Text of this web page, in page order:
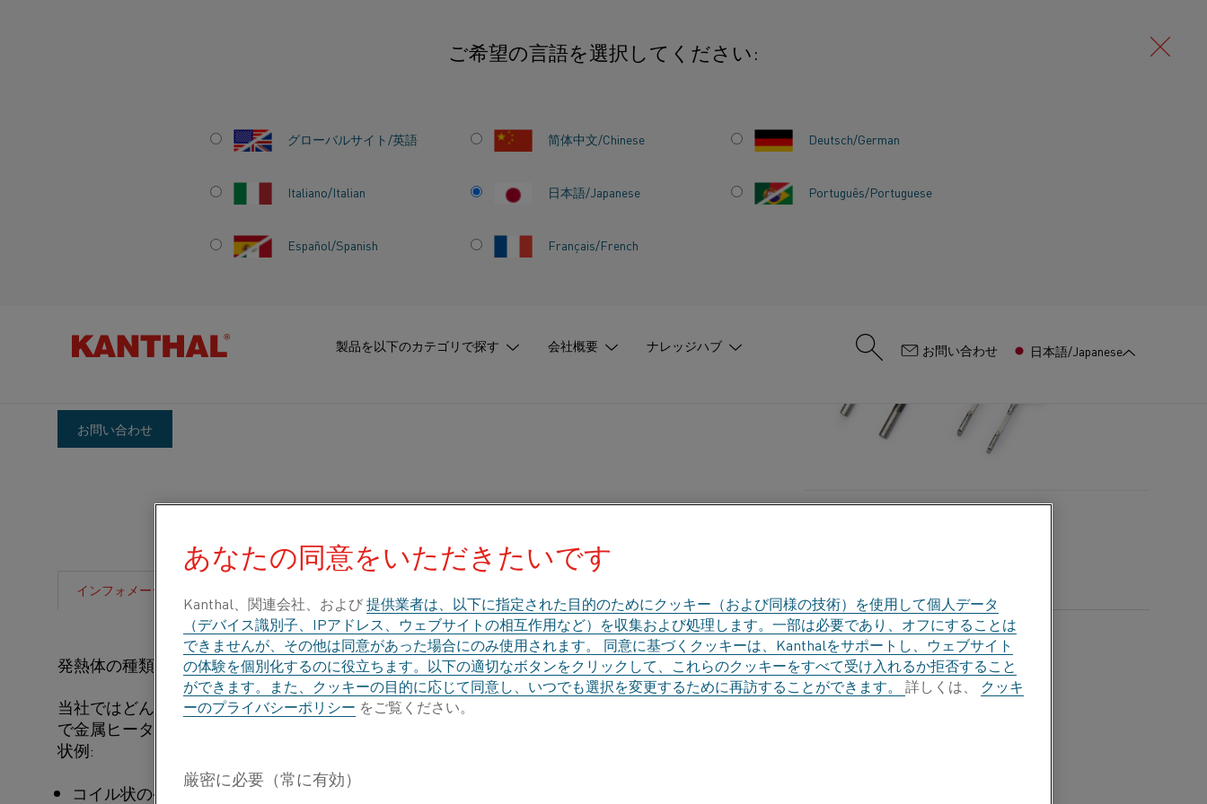
ご希望の言語を選択してください:
グローバルサイト/英語 简体中文/Chinese Deutsch/German
Italiano/Italian 日本語/Japanese Português/Portuguese
Español/Spanish Français/French
製品を以下のカテゴリで探す 会社概要 ナレッジハブ : お問い合わせ 日本語/Japanese
電気式ヒーター
金属発熱体加工品
50～1425°C (120～2600°F)の発熱体温度向けのKanthal
鉄・クロム・アルミ合金また
長寿命
も
っ
く
る
必
要
が
お問い合わせ
インフォメーション
発熱体の種類
当社ではどんな仕様にも合わせて、また短納期
で金属ヒーターを製造することができます。 形
状例:
コイル状の発熱体(らせん状の発熱体や端に巻
あなたの同意をいただきたいです
Kanthal、関連会社、および提供業者は、以下に指定された目的のためにクッキー（および同様の技術）を使用して個人データ
（デバイス識別子、IPアドレス、ウェブサイトの相互作用など）を収集および処理します。一部は必要であり、オフにすることは
できませんが、その他は同意があった場合にのみ使用されます。 同意に基づくクッキーは、Kanthalをサポートし、ウェブサイト
の体験を個別化するのに役立ちます。以下の適切なボタンをクリックして、これらのクッキーをすべて受け入れるか拒否すること
ができます。また、クッキーの目的に応じて同意し、いつでも選択を変更するために再訪することができます。 詳しくは、 クッキ
ーのプライバシーポリシー をご覧ください。